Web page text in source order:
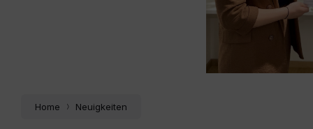
Home Neuigkeiten